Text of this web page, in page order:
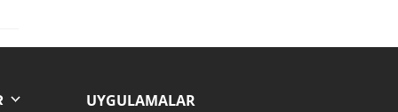
UYGULAMALAR